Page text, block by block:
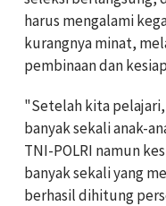
harus mengalami
kurangnya minat,
pembinaan dan
"Setelah kita pelajari,
banyak sekali anak-
TNI-POLRI namun
banyak sekali yang
berhasil dihitung